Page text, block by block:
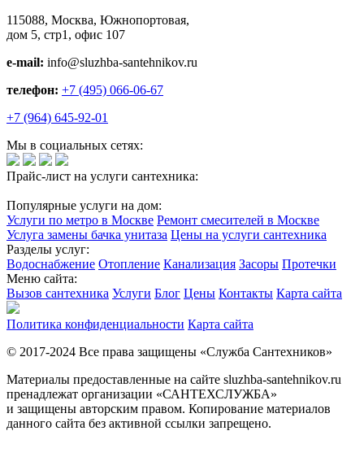
115088, Москва, Южнопортовая,
дом 5, стр1, офис 107
e-mail: info@sluzhba-santehnikov.ru
телефон: +7 (495) 066-06-67
+7 (964) 645-92-01
Мы в социальных сетях:
Прайс-лист на услуги сантехника:
Популярные услуги на дом:
Услуги по метро в Москве Ремонт смесителей в Москве
Услуга замены бачка унитаза Цены на услуги сантехника
Разделы услуг:
Водоснабжение Отопление Канализация Засоры Протечки
Меню сайта:
Вызов сантехника Услуги Блог Цены Контакты Карта сайта
Политика конфиденциальности Карта сайта
© 2017-2024 Все права защищены «Служба Сантехников»
Материалы предоставленные на сайте sluzhba-santehnikov.ru
пренадлежат организации «САНТЕХСЛУЖБА»
и защищены авторским правом. Копирование материалов
данного сайта без активной ссылки запрещено.